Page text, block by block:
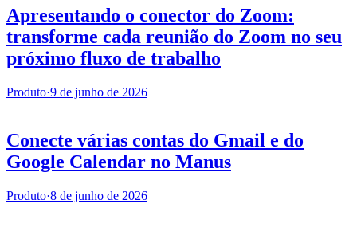
Apresentando o conector do Zoom:
transforme cada reunião do Zoom no seu
próximo fluxo de trabalho
Produto·9 de junho de 2026
Conecte várias contas do Gmail e do
Google Calendar no Manus
Produto·8 de junho de 2026